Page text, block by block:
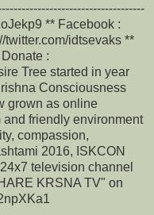
** Facebook :
twitter.com/idtsevaks **
:
Tree started in year
Consciousness
grown as online
friendly environment
compassion,
2016, ISKCON
television channel
KRSNA TV" on